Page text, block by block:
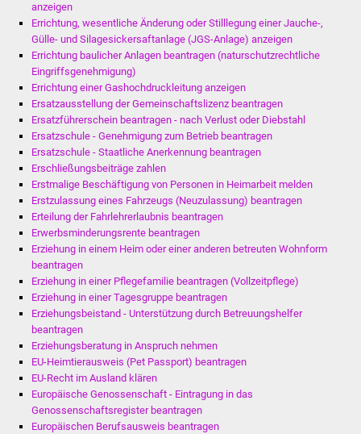
anzeigen
Errichtung, wesentliche Änderung oder Stilllegung einer Jauche-,
Gülle- und Silagesickersaftanlage (JGS-Anlage) anzeigen
Errichtung baulicher Anlagen beantragen (naturschutzrechtliche
Eingriffsgenehmigung)
Errichtung einer Gashochdruckleitung anzeigen
Ersatzausstellung der Gemeinschaftslizenz beantragen
Ersatzführerschein beantragen - nach Verlust oder Diebstahl
Ersatzschule - Genehmigung zum Betrieb beantragen
Ersatzschule - Staatliche Anerkennung beantragen
Erschließungsbeiträge zahlen
Erstmalige Beschäftigung von Personen in Heimarbeit melden
Erstzulassung eines Fahrzeugs (Neuzulassung) beantragen
Erteilung der Fahrlehrerlaubnis beantragen
Erwerbsminderungsrente beantragen
Erziehung in einem Heim oder einer anderen betreuten Wohnform
beantragen
Erziehung in einer Pflegefamilie beantragen (Vollzeitpflege)
Erziehung in einer Tagesgruppe beantragen
Erziehungsbeistand - Unterstützung durch Betreuungshelfer
beantragen
Erziehungsberatung in Anspruch nehmen
EU-Heimtierausweis (Pet Passport) beantragen
EU-Recht im Ausland klären
Europäische Genossenschaft - Eintragung in das
Genossenschaftsregister beantragen
Europäischen Berufsausweis beantragen